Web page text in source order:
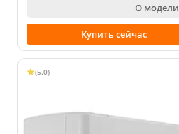
О модели
Купить сейчас
(5.0)